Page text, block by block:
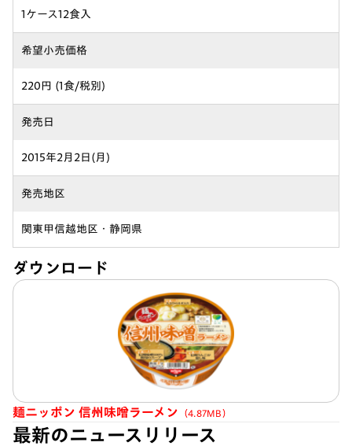
1ケース12食入
希望小売価格
220円 (1食/税別)
発売日
2015年2月2日(月)
発売地区
関東甲信越地区・静岡県
ダウンロード
麺ニッポン 信州味噌ラーメン （4.87MB）
最新のニュースリリース